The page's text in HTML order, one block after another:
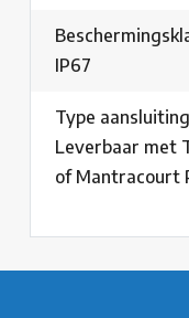
IP67
Type aansluiting
Leverbaar met
of Mantracourt